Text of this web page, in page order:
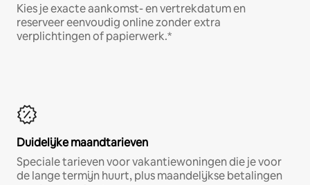
Kies je exacte aankomst- en vertrekdatum en
reserveer eenvoudig online zonder extra
verplichtingen of papierwerk.*
Duidelijke maandtarieven
Speciale tarieven voor vakantiewoningen die je voor
de lange termijn huurt, plus maandelijkse betalingen